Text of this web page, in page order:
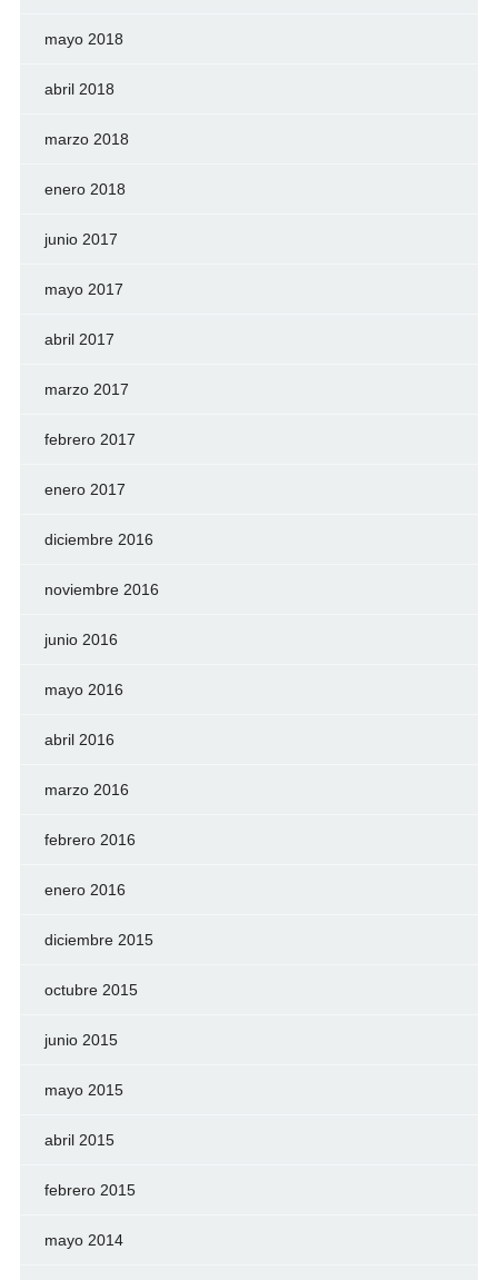
mayo 2018
abril 2018
marzo 2018
enero 2018
junio 2017
mayo 2017
abril 2017
marzo 2017
febrero 2017
enero 2017
diciembre 2016
noviembre 2016
junio 2016
mayo 2016
abril 2016
marzo 2016
febrero 2016
enero 2016
diciembre 2015
octubre 2015
junio 2015
mayo 2015
abril 2015
febrero 2015
mayo 2014